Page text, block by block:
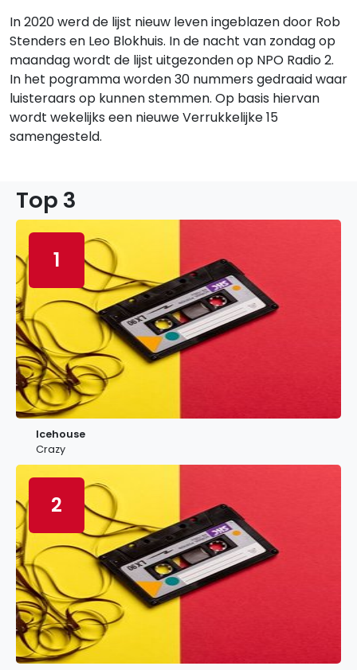
In 2020 werd de lijst nieuw leven ingeblazen door Rob
Stenders en Leo Blokhuis. In de nacht van zondag op
maandag wordt de lijst uitgezonden op NPO Radio 2.
In het pogramma worden 30 nummers gedraaid waar
luisteraars op kunnen stemmen. Op basis hiervan
wordt wekelijks een nieuwe Verrukkelijke 15
samengesteld.
Top 3
1
Icehouse
Crazy
2